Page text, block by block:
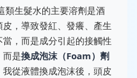
類生髮水的主要溶劑是酒
，導致發紅、發癢、產生
，而是成分引起的接觸性
而是換成泡沫（Foam）劑
從液體換成泡沫後，頭皮